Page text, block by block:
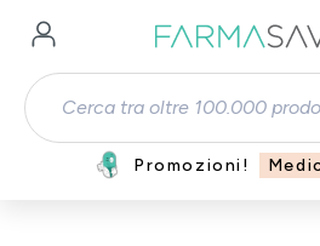
Passa al contenuto principale
Promozioni!